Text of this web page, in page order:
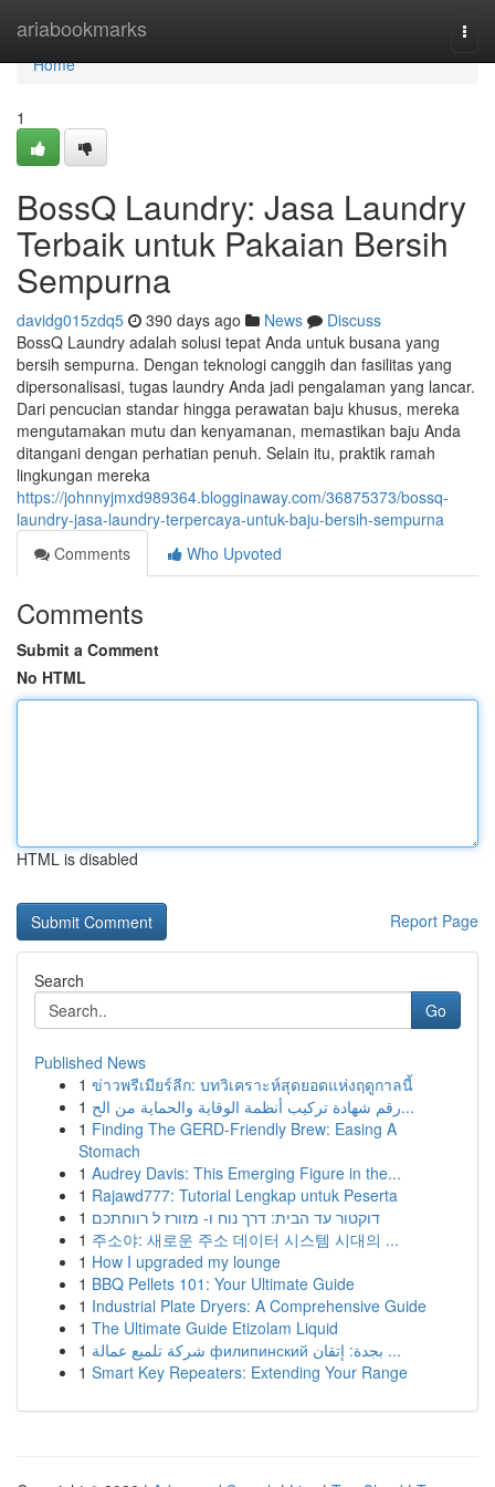
ariabookmarks
Home
Home
1
BossQ Laundry: Jasa Laundry
Terbaik untuk Pakaian Bersih
Sempurna
davidg015zdq5 390 days ago News
Discuss
BossQ Laundry adalah solusi tepat Anda untuk busana yang
bersih sempurna. Dengan teknologi canggih dan fasilitas yang
dipersonalisasi, tugas laundry Anda jadi pengalaman yang lancar.
Dari pencucian standar hingga perawatan baju khusus, mereka
mengutamakan mutu dan kenyamanan, memastikan baju Anda
ditangani dengan perhatian penuh. Selain itu, praktik ramah
lingkungan mereka
https://johnnyjmxd989364.blogginaway.com/36875373/bossq-
laundry-jasa-laundry-terpercaya-untuk-baju-bersih-sempurna
Comments
Who Upvoted
Comments
Submit a Comment
No HTML
HTML is disabled
Report Page
Search
Go
Published News
1 ข่าวพรีเมียร์ลีก: บทวิเคราะห์สุดยอดแห่งฤดูกาลนี้
1
رقم شهادة تركيب أنظمة الوقاية والحماية من الح...
1 Finding The GERD-Friendly Brew: Easing A
Stomach
1 Audrey Davis: This Emerging Figure in the...
1 Rajawd777: Tutorial Lengkap untuk Peserta
1 דוקטור עד הבית: דרך נוח ו- מזורז ל רווחתכם
1 주소야: 새로운 주소 데이터 시스템 시대의 ...
1 How I upgraded my lounge
1 BBQ Pellets 101: Your Ultimate Guide
1 Industrial Plate Dryers: A Comprehensive Guide
1 The Ultimate Guide Etizolam Liquid
1
شركة تلميع عمالة филипинский بجدة: إتقان ...
1 Smart Key Repeaters: Extending Your Range